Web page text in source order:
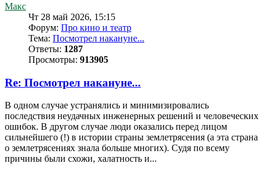
Макс
Чт 28 май 2026, 15:15
Форум: Про кино и театр
Тема: Посмотрел накануне...
Ответы: 1287
Просмотры: 913905
Re: Посмотрел накануне...
В одном случае устранялись и минимизировались
последствия неудачных инженерных решений и человеческих
ошибок. В другом случае люди оказались перед лицом
сильнейшего (!) в истории страны землетрясения (а эта страна
о землетрясениях знала больше многих). Судя по всему
причины были схожи, халатность и...